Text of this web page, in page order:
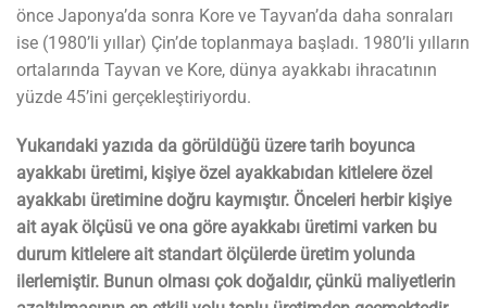
önce Japonya’da sonra Kore ve Tayvan’da daha sonraları
ise (1980’li yıllar) Çin’de toplanmaya başladı. 1980’li yılların
ortalarında Tayvan ve Kore, dünya ayakkabı ihracatının
yüzde 45’ini gerçekleştiriyordu.
Yukarıdaki yazıda da görüldüğü üzere tarih boyunca
ayakkabı üretimi, kişiye özel ayakkabıdan kitlelere özel
ayakkabı üretimine doğru kaymıştır. Önceleri herbir kişiye
ait ayak ölçüsü ve ona göre ayakkabı üretimi varken bu
durum kitlelere ait standart ölçülerde üretim yolunda
ilerlemiştir. Bunun olması çok doğaldır, çünkü maliyetlerin